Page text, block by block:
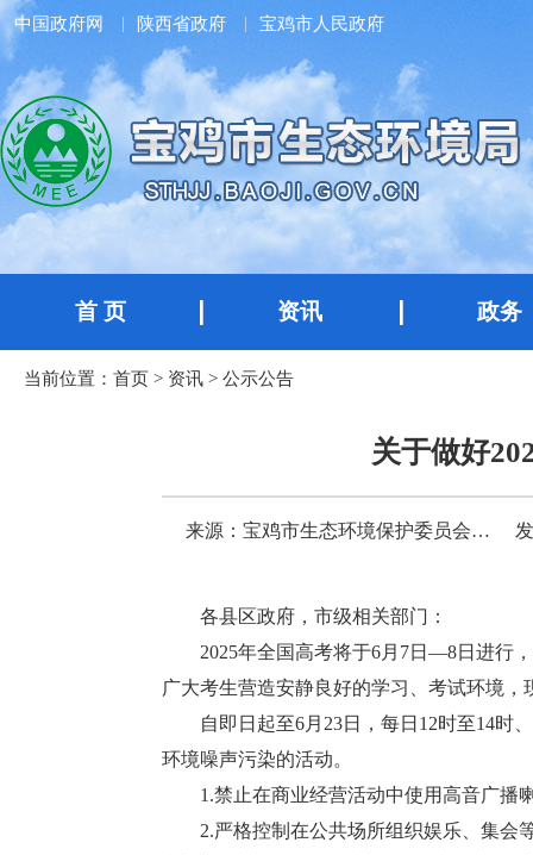
中国政府网 陕西省政府 宝鸡市人民政府
首 页 资讯 政务
当前位置： 首页 > 资讯 > 公示公告
关于做好
来源：宝鸡市生态环境保护委员会办公室
各县区政府，市级相关部门：
2025年全国高考将于6月7日—8日进行
广大考生营造安静良好的学习、考试环境
自即日起至6月23日，每日12时至14时
环境噪声污染的活动。
1.禁止在商业经营活动中使用高音广播
2.严格控制在公共场所组织娱乐、集会